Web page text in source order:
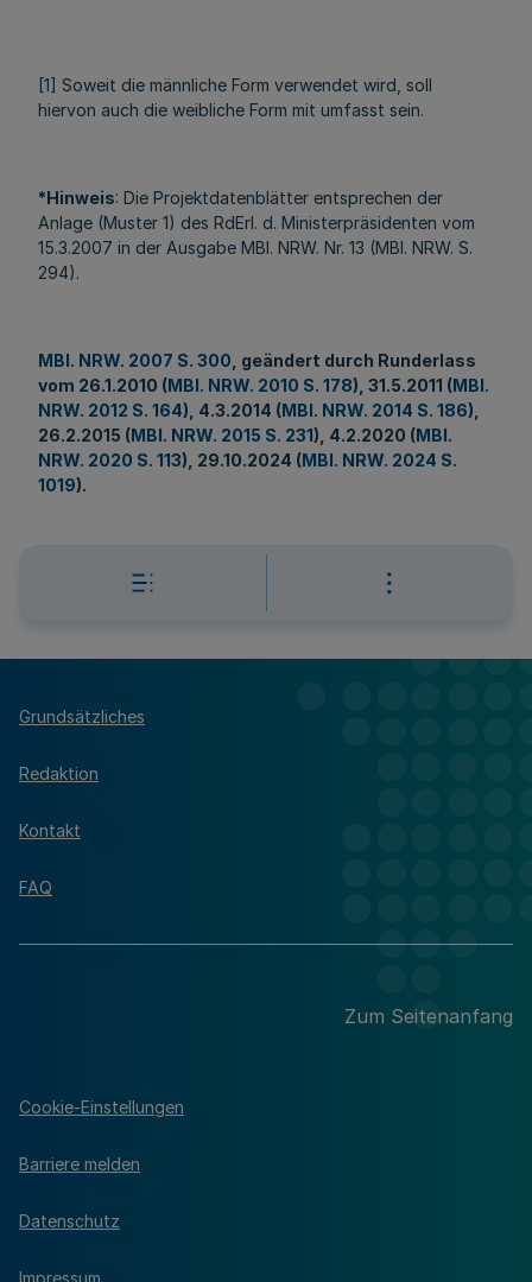
[1] Soweit die männliche Form verwendet wird, soll
hiervon auch die weibliche Form mit umfasst sein.
*Hinweis: Die Projektdatenblätter entsprechen der
Anlage (Muster 1) des RdErl. d. Ministerpräsidenten vom
15.3.2007 in der Ausgabe MBl. NRW. Nr. 13 (MBl. NRW. S.
294).
MBl. NRW. 2007 S. 300 , geändert durch Runderlass
vom 26.1.2010 (MBl. NRW. 2010 S. 178), 31.5.2011 (MBl.
NRW. 2012 S. 164), 4.3.2014 (MBl. NRW. 2014 S. 186),
26.2.2015 (MBl. NRW. 2015 S. 231), 4.2.2020 (MBl.
NRW. 2020 S. 113), 29.10.2024 (MBl. NRW. 2024 S.
1019).
Grundsätzliches
Redaktion
Kontakt
FAQ
Zum Seitenanfang
Cookie-Einstellungen
Barriere melden
Datenschutz
Impressum